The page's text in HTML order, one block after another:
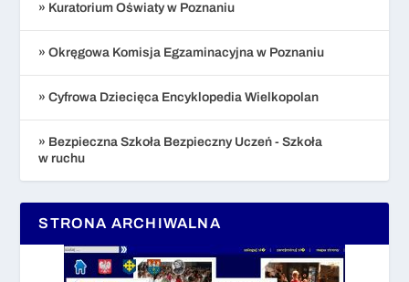
» Kuratorium Oświaty w Poznaniu
» Okręgowa Komisja Egzaminacyjna w Poznaniu
» Cyfrowa Dziecięca Encyklopedia Wielkopolan
» Bezpieczna Szkoła Bezpieczny Uczeń - Szkoła
w ruchu
STRONA ARCHIWALNA